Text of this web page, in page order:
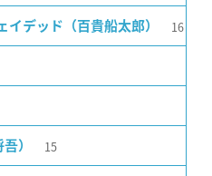
イデッド（百貴船太郎） 16
） 15